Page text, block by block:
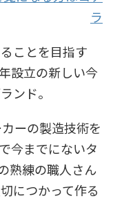
ラ
ことを目指す
設立の新しい今
ンド。
ーの製造技術を
今までにないタ
熟練の職人さん
につかって作る